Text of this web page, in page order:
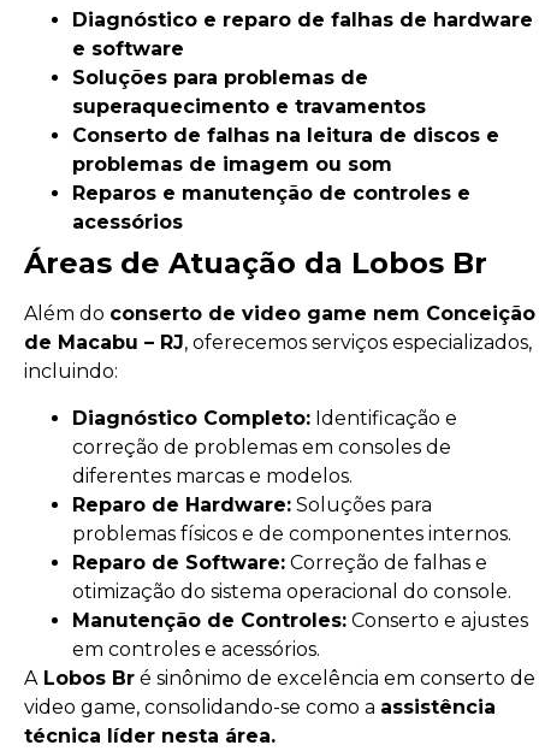
Diagnóstico e reparo de falhas de hardware
e software
Soluções para problemas de
superaquecimento e travamentos
Conserto de falhas na leitura de discos e
problemas de imagem ou som
Reparos e manutenção de controles e
acessórios
Áreas de Atuação da Lobos Br
Além do conserto de video game nem Conceição
de Macabu – RJ, oferecemos serviços especializados,
incluindo:
Diagnóstico Completo: Identificação e
correção de problemas em consoles de
diferentes marcas e modelos.
Reparo de Hardware: Soluções para
problemas físicos e de componentes internos.
Reparo de Software: Correção de falhas e
otimização do sistema operacional do console.
Manutenção de Controles: Conserto e ajustes
em controles e acessórios.
A Lobos Br é sinônimo de excelência em conserto de
video game, consolidando-se como a assistência
técnica líder nesta área.